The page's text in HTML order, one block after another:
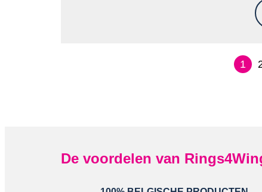
1
De voordelen van